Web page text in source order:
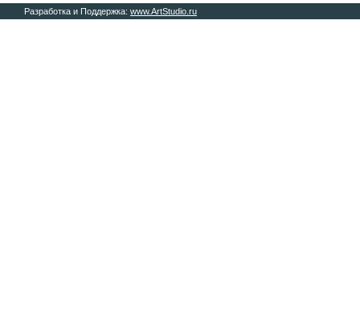
Разработка и Поддержка: www.ArtStudio.ru